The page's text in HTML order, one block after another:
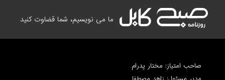
ما می نویسیم، شما قضاوت کنید
صاحب امتیاز: مختار پدرام